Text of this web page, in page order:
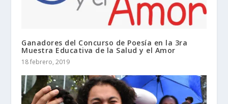
Ganadores del Concurso de Poesía en la 3ra
Muestra Educativa de la Salud y el Amor
18 febrero, 2019